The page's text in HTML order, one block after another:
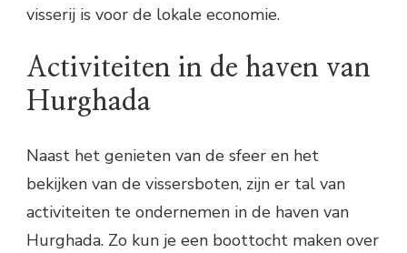
visserij is voor de lokale economie.
Activiteiten in de haven van
Hurghada
Naast het genieten van de sfeer en het
bekijken van de vissersboten, zijn er tal van
activiteiten te ondernemen in de haven van
Hurghada. Zo kun je een boottocht maken over